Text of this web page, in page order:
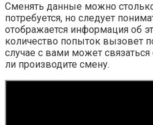
Сменять данные можно
потребуется, но следует
отображается информация об
количество попыток вызовет
случае с вами может
ли производите смену.